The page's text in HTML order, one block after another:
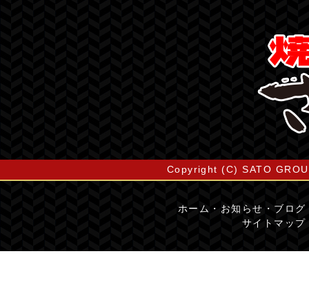
Copyright (C) SATO
ホーム ・ お知らせ・ブログ
サイトマップ